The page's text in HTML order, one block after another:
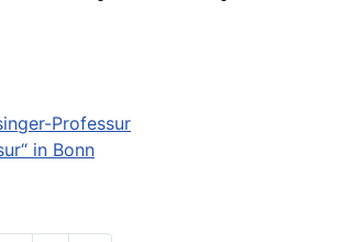
Professur
in Bonn